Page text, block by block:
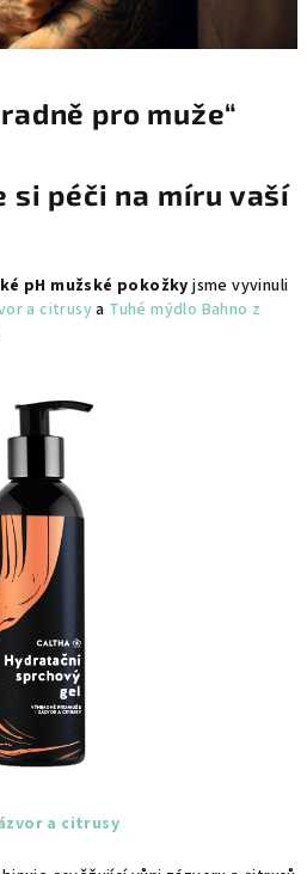
pro muže“
si péči na míru vaší
pH mužské pokožkyjsme vyvinuli
a citrusya Tuhé mýdlo Bahno z
a citrusy